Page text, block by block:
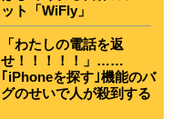
ット「WiFly」
「わたしの電話を返
せ！！！！！」……
｢iPhoneを探す｣機能のバ
グのせいで人が殺到する